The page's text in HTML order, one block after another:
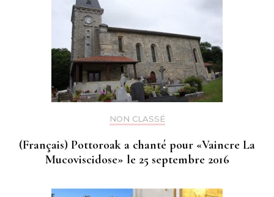
NON CLASSÉ
(Français) Pottoroak a chanté pour «Vaincre La
Mucoviscidose» le 25 septembre 2016